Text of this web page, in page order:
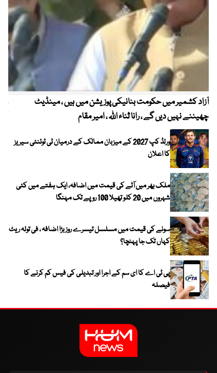
آزاد کشمیر میں حکومت بنانیکی پوزیشن میں ہیں ، مینڈیٹ
چھیننے نہیں دیں گے ، رانا ثناء اللہ ، امیر مقام
ورلڈ کپ 2027 کے میزبان ممالک کے درمیان ٹی ٹوئنٹی سیریز
کا اعلان
ملک بھر میں آٹے کی قیمت میں اضافہ، ایک ہفتے میں کئی
شہروں میں 20 کلو تھیلا 100 روپے تک مہنگا
سونے کی قیمت میں مسلسل تیسرے روز بڑا اضافہ ، فی تولہ ریٹ
کہاں تک جا پہنچا؟
پی ٹی اے کا ای سم کے اجرا اور تبدیلی کی فیس کم کرنے کا
فیصلہ